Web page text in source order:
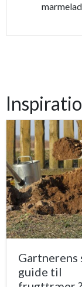
Gartnerens
guide til